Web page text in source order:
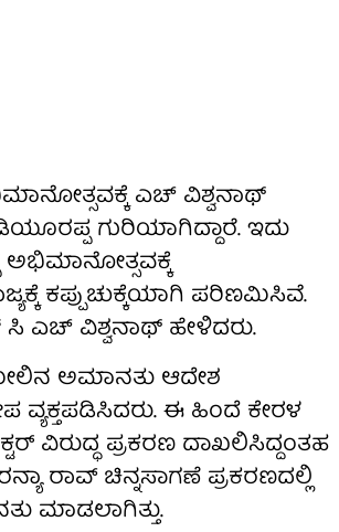
ಎಚ್ ವಿಶ್ವನಾಥ್
ಗುರಿಯಾಗಿದ್ದಾರೆ. ಇದು
ಕಪ್ಪುಚುಕ್ಕೆಯಾಗಿ ಪರಿಣಮಿಸಿವೆ.
ಸಿ ಎಚ್ ವಿಶ್ವನಾಥ್ ಹೇಳಿದರು.
ಅಮಾನತು ಆದೇಶ
ವ್ಯಕ್ತಪಡಿಸಿದರು. ಈ ಹಿಂದೆ ಕೇರಳ
ವಿರುದ್ಧ ಪ್ರಕರಣ ದಾಖಲಿಸಿದ್ದಂತಹ
ರಾವ್ ಚಿನ್ನಸಾಗಣೆ ಪ್ರಕರಣದಲ್ಲಿ
ಮಾಡಲಾಗಿತ್ತು.